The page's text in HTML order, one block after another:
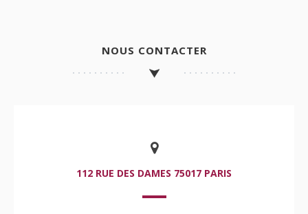
NOUS CONTACTER
112 RUE DES DAMES 75017 PARIS